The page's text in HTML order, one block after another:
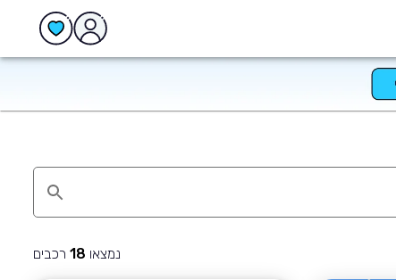
נמצאו 18 רכבים